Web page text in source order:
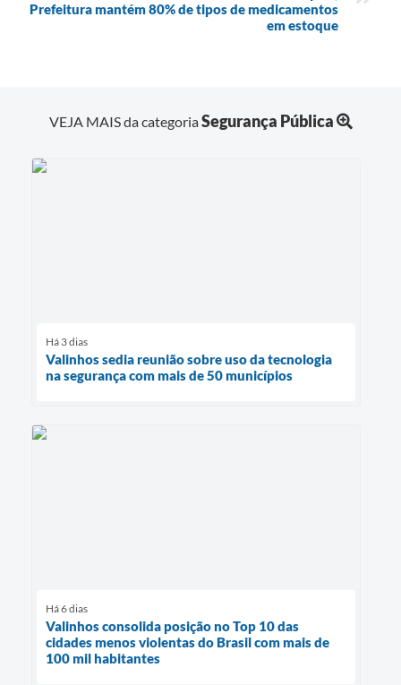
Prefeitura mantém 80% de tipos de medicamentos
em estoque
VEJA MAIS da categoriaSegurança Pública
Há 3 dias
Valinhos sedia reunião sobre uso da tecnologia
na segurança com mais de 50 municípios
Há 6 dias
Valinhos consolida posição no Top 10 das
cidades menos violentas do Brasil com mais de
100 mil habitantes